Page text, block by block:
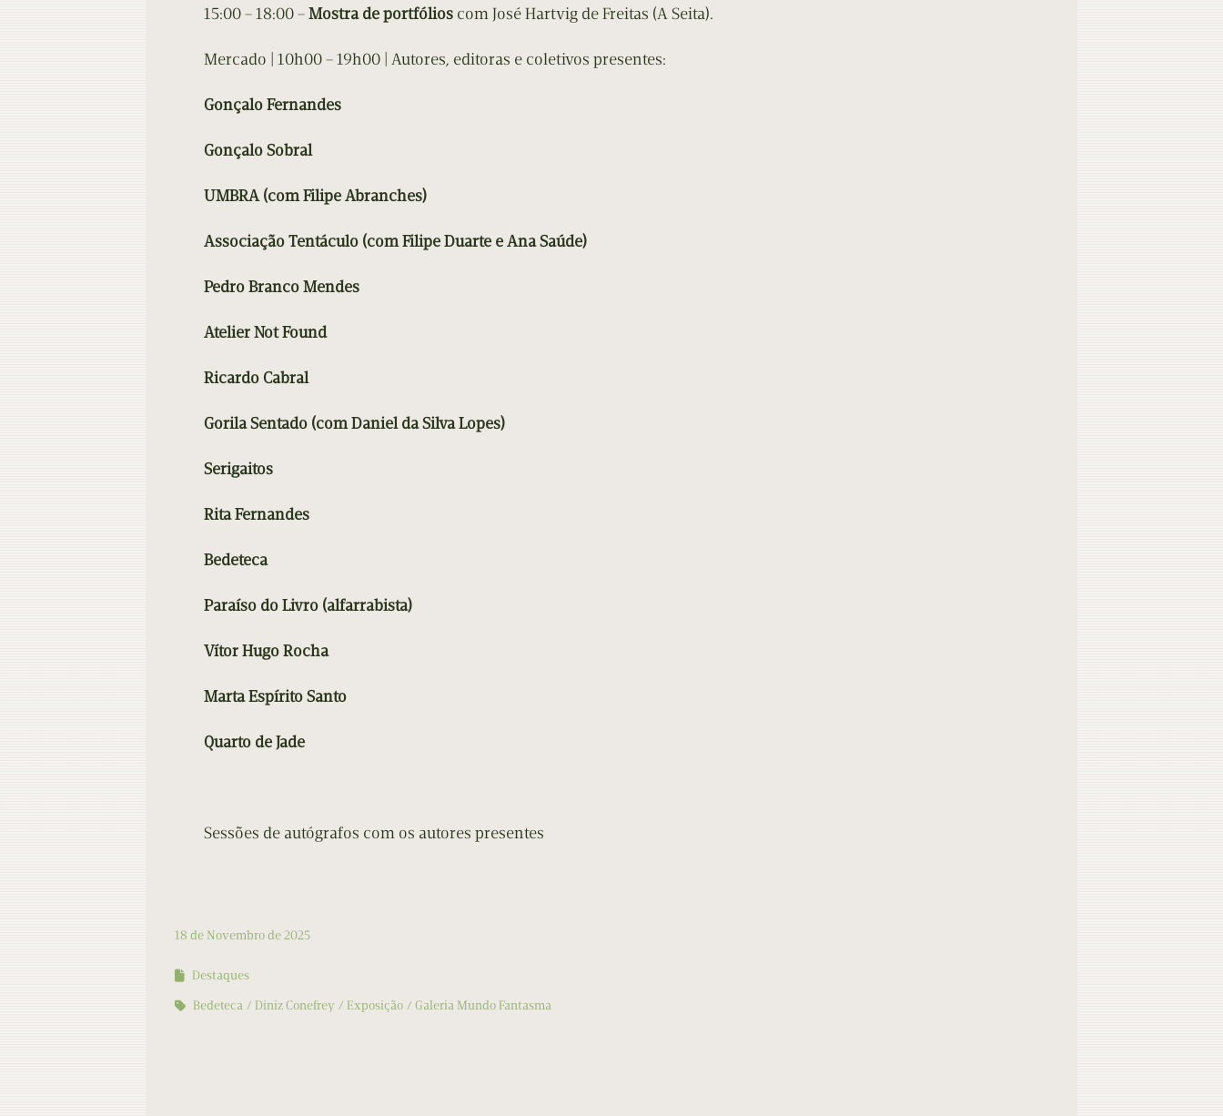
15:00 – 18:00 –Mostra de portfólios com José Hartvig de Freitas (A Seita).
Mercado | 10h00 – 19h00 | Autores, editoras e coletivos presentes:
Gonçalo Fernandes
Gonçalo Sobral
UMBRA (com Filipe Abranches)
Associação Tentáculo (com Filipe Duarte e Ana Saúde)
Pedro Branco Mendes
Atelier Not Found
Ricardo Cabral
Gorila Sentado (com Daniel da Silva Lopes)
Serigaitos
Rita Fernandes
Bedeteca
Paraíso do Livro (alfarrabista)
Vítor Hugo Rocha
Marta Espírito Santo
Quarto de Jade
Sessões de autógrafos com os autores presentes
18 de Novembro de 2025
Destaques
Bedeteca
Diniz Conefrey Exposição Galeria Mundo Fantasma